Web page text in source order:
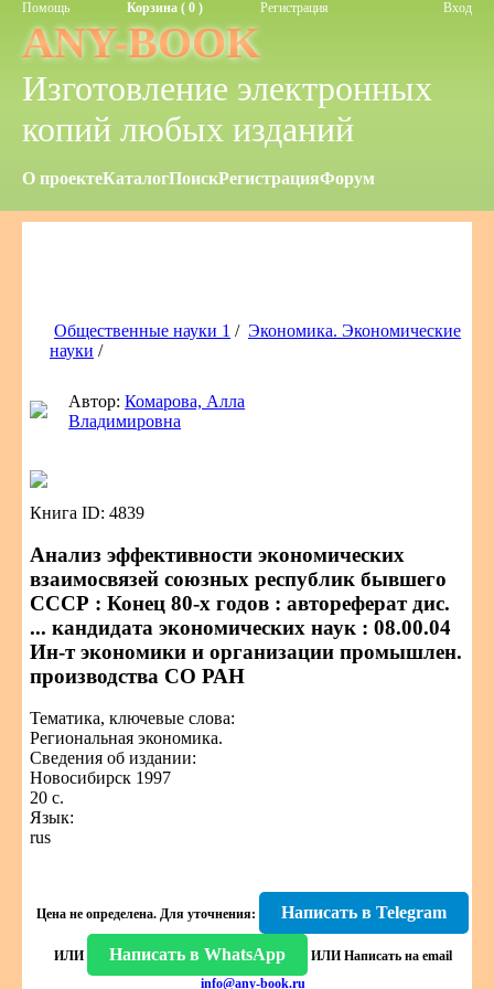
Помощь Корзина ( 0 ) Регистрация Вход
ANY-BOOK
Изготовление электронных
копий любых изданий
О проектеКаталогПоискРегистрацияФорум
Общественные науки 1 / Экономика. Экономические
науки /
Автор:Комарова, Алла
Владимировна
Книга ID: 4839
Анализ эффективности экономических
взаимосвязей союзных республик бывшего
СССР : Конец 80-х годов : автореферат дис.
... кандидата экономических наук : 08.00.04
Ин-т экономики и организации промышлен.
производства СО РАН
Тематика, ключевые слова:
Региональная экономика.
Сведения об издании:
Новосибирск 1997
20 с.
Язык:
rus
Цена не определена. Для уточнения: Написать в Telegram
ИЛИ Написать в WhatsApp ИЛИ Написать на email
info@any-book.ru